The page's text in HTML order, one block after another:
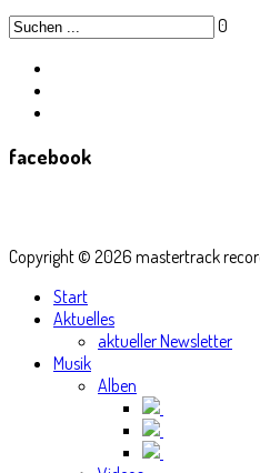
0
facebook
Copyright © 2026 mastertrack
Start
Aktuelles
aktueller Newsletter
Musik
Alben